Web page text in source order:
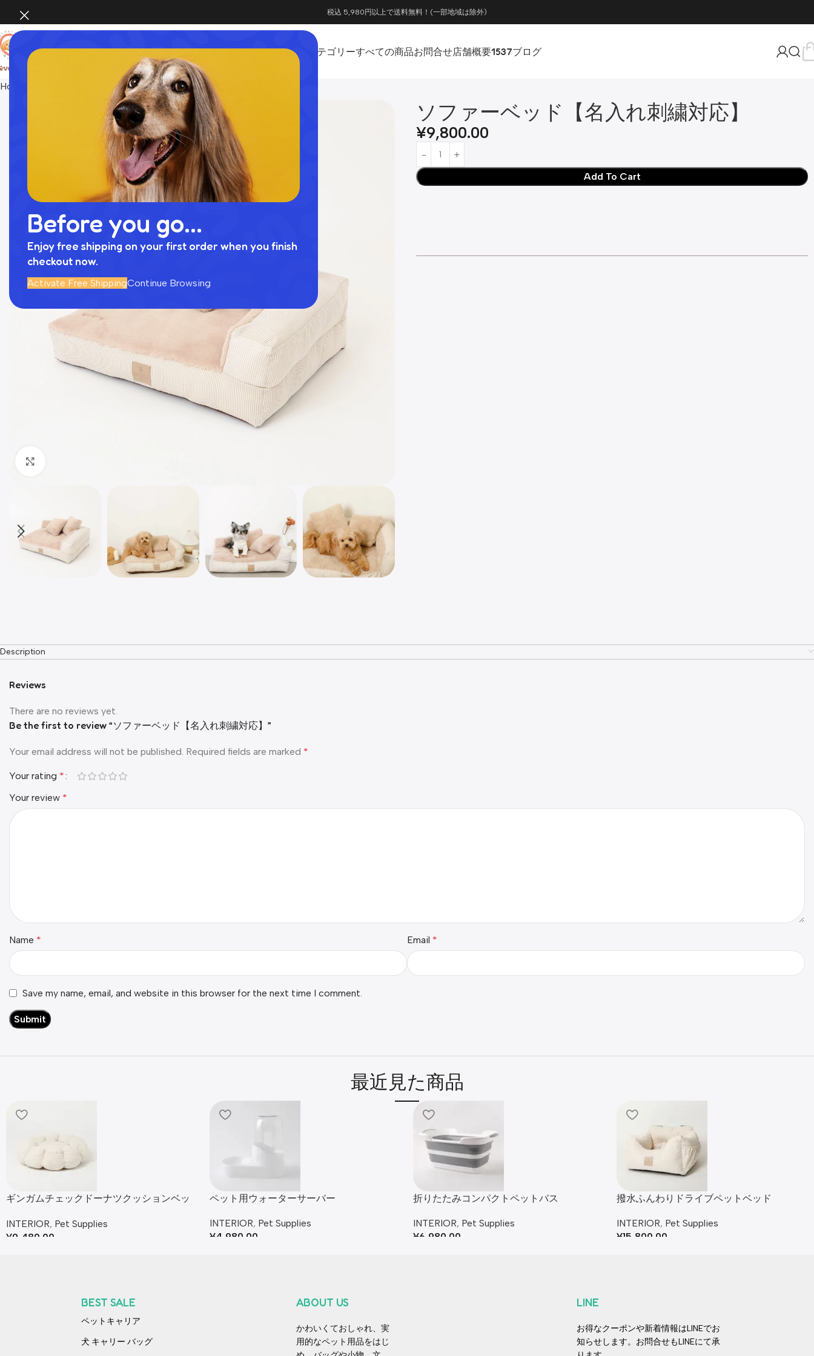
Before you go...
Enjoy free shipping on your first order when you finish
checkout now.
Activate Free ShippingContinue Browsing
税込 5,980円以上で送料無料！(一部地域は除外)
ホーム カテゴリーすべての商品お問合せ店舗概要1537ブログ
Home ソファーベッド【名入れ刺繍対応】
ソファーベッド【名入れ刺繍対応】
¥9,800.00
Add To Cart
Description
Reviews
There are no reviews yet.
Be the first to review “ソファーベッド【名入れ刺繍対応】”
Your email address will not be published. Required fields are marked *
Your rating *
Your review *
Name * Email *
Save my name, email, and website in this browser for the next time I comment.
最近見た商品
ギンガムチェックドーナツクッションベッ
INTERIOR, Pet Supplies
¥9,480.00
ペット用ウォーターサーバー
INTERIOR, Pet Supplies
¥4,980.00
折りたたみコンパクトペットバス
INTERIOR, Pet Supplies
¥6,980.00
撥水ふんわりドライブペットベッド
INTERIOR, Pet Supplies
¥15,800.00
BEST SALE
ペットキャリア
犬 キャリー バッグ​
ABOUT US
かわいくておしゃれ、実
用的なペット用品をはじ
LINE
お得なクーポンや新着情報はLINEでお
知らせします。お問合せもLINEにて承